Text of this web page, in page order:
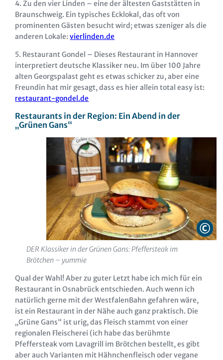
4. Zu den vier Linden – eine der ältesten Gaststätten in
Braunschweig. Ein typisches Ecklokal, das oft von
prominenten Gästen besucht wird; etwas szeniger als die
anderen Lokale:vierlinden.de
5. Restaurant Gondel – Dieses Restaurant in Hannover
interpretiert deutsche Klassiker neu. Im über 100 Jahre
alten Georgspalast geht es etwas schicker zu, aber eine
Freundin hat mir gesagt, dass es hier allein total easy ist:
restaurant-gondel.de
Restaurants in der Region: Ein Abend in der
„Grünen Gans“
DER Klassiker in der Grünen Gans: Pfeffersteak im
Brötchen – yummie
Qual der Wahl! Aber zu guter Letzt habe ich mich für ein
Restaurant in Osnabrück entschieden. Auch wenn ich
natürlich gerne mit der WestfalenBahn gefahren wäre,
ist ein Restaurant in der Nähe auch ganz praktisch. Die
„Grüne Gans“ ist urig, das Fleisch stammt von einer
regionalen Fleischerei (ich habe das berühmte
Pfeffersteak vom Lavagrill im Brötchen bestellt, es gibt
aber auch Varianten mit Hähnchenfleisch oder vegane